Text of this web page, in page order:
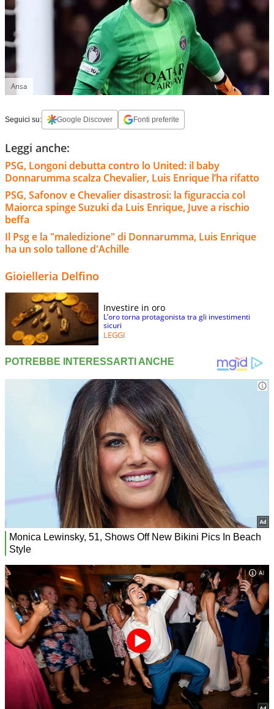
Ansa
Seguici su: Google Discover Fonti preferite
Leggi anche:
PSG, Longoni debutta contro lo United: il baby
Donnarumma scalza Chevalier, Luis Enrique l’ha rifatto
PSG, Safonov e Chevalier disastrosi: la figuraccia col
Maiorca spinge Suzuki da Luis Enrique, Juve a rischio
beffa
Il Psg e la "maledizione" di Donnarumma, Luis Enrique
ha un solo tallone d'Achille
Gioielleria Delfino
Investire in oro
L’oro torna protagonista tra gli investimenti
sicuri
LEGGI